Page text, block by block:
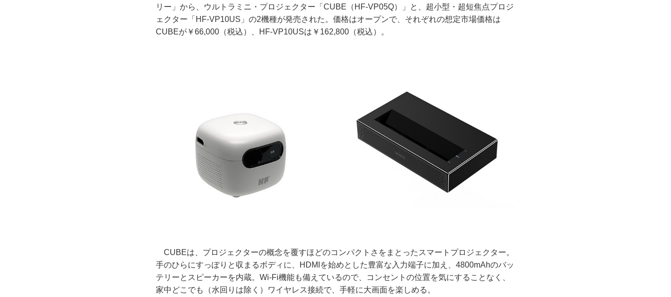
リー」から、ウルトラミニ・プロジェクター「CUBE（HF-VP05Q）」と、超小型・超短焦点プロジ
ェクター「HF-VP10US」の2機種が発売された。価格はオープンで、それぞれの想定市場価格は
CUBEが￥66,000（税込）、HF-VP10USは￥162,800（税込）。
CUBEは、プロジェクターの概念を覆すほどのコンパクトさをまとったスマートプロジェクター。
手のひらにすっぽりと収まるボディに、HDMIを始めとした豊富な入力端子に加え、4800mAhのバッ
テリーとスピーカーを内蔵。Wi-Fi機能も備えているので、コンセントの位置を気にすることなく、
家中どこでも（水回りは除く）ワイヤレス接続で、手軽に大画面を楽しめる。